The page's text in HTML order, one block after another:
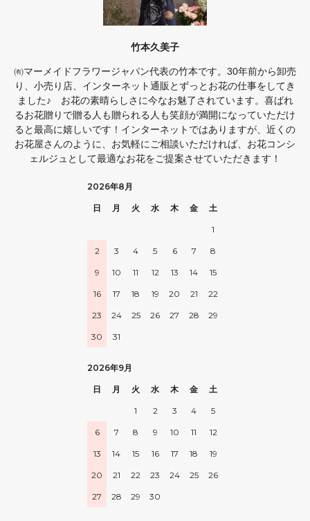
竹本久美子
㈲マーメイドフラワージャパン代表の竹本です。30年前から卸売
り、小売り店、インターネット通販とずっとお花の仕事をしてき
ました♪ お花の素晴らしさに今なお魅了されています。喜ばれ
るお花贈りで贈る人も贈られる人も笑顔が満開になっていただけ
ると最高に嬉しいです！インターネットではありますが、近くの
お花屋さんのように、お気軽にご相談いただければ、お花コンシ
ェルジュとして最適なお花をご提案させていただきます！
2026年8月
日 月 火 水 木 金 土
1
2 3 4 5 6 7 8
9 10 11 12 13 14 15
16 17 18 19 20 21 22
23 24 25 26 27 28 29
30 31
2026年9月
日 月 火 水 木 金 土
1 2 3 4 5
6 7 8 9 10 11 12
13 14 15 16 17 18 19
20 21 22 23 24 25 26
27 28 29 30